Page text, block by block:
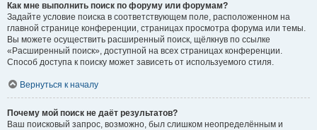
Как мне выполнить поиск по форуму или форумам?
Задайте условие поиска в соответствующем поле, расположенном на
главной странице конференции, страницах просмотра форума или темы.
Вы можете осуществить расширенный поиск, щёлкнув по ссылке
«Расширенный поиск», доступной на всех страницах конференции.
Способ доступа к поиску может зависеть от используемого стиля.
Вернуться к началу
Почему мой поиск не даёт результатов?
Ваш поисковый запрос, возможно, был слишком неопределённым и